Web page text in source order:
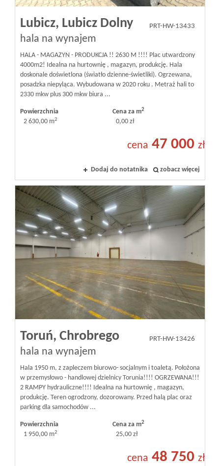
Lubicz, Lubicz Dolny
hala na wynajem
PRT-HW-13433
HALA - MAGAZYN - PRODUKCJA !! 2630 M !!!! Plac utwardzony
4000m2! Idealna na hurtownię , magazyn, produkcję. Hala
doskonale doświetlona (światło dzienne-świetliki). Ogrzewana,
posadzka niepyląca. Wybudowana w 2020 roku . Metraż hali to
2330 mkw plus 300 mkw biura ...
Powierzchnia
2 630,00 m2
Cena za m2
0,00 zł
cena 47 000 zł
Dodaj do notatnika zobacz więcej
Toruń, Chrobrego
hala na wynajem
PRT-HW-13426
Hala 1950 m, z zapleczem biurowo- socjalnym i toaletą. Położona
w przemysłowo - handlowej dzielnicy Torunia!!!! OGRZEWANA!!!
2 RAMPY hydrauliczne!!!! Idealna na hurtownię , magazyn,
produkcję. Teren ogrodzony, dozorowany. Przed halą plac oraz
parking dla samochodów ...
Powierzchnia
1 950,00 m2
Cena za m2
25,00 zł
cena 48 750 zł